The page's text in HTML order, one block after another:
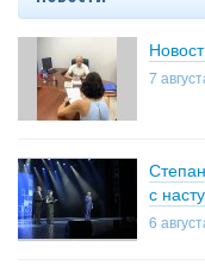
7
с
6